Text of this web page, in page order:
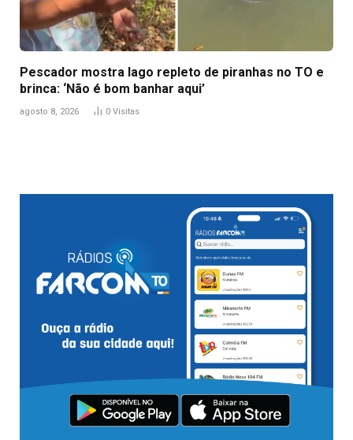
Pescador mostra lago repleto de piranhas no TO e
brinca: ‘Não é bom banhar aqui’
agosto 8, 2026 0 Visitas